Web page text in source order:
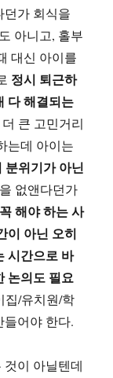
던가 회식을
아니고, 홀부
대신 아이를
정시 퇴근하
다 해결되는
큰 고민거리
는데 아이는
분위기가 아닌
없앤다던가
해야 하는 사
이 아닌 오히
시간으로 바
논의도 필요
집/유치원/학
들어야 한다.
이 아닐텐데